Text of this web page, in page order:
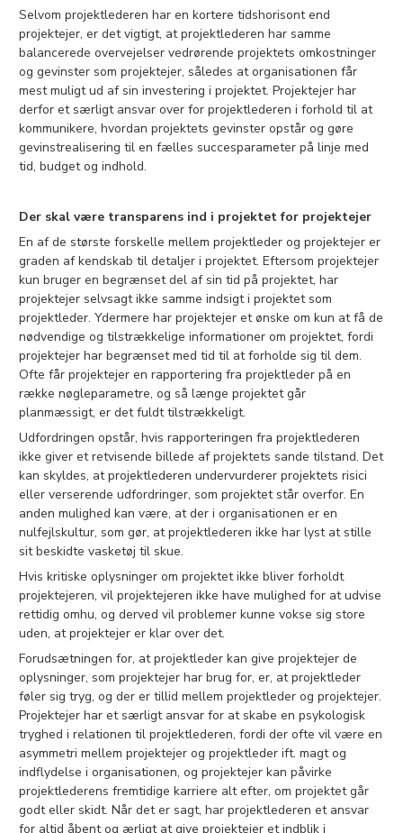
Selvom projektlederen har en kortere tidshorisont end
projektejer, er det vigtigt, at projektlederen har samme
balancerede overvejelser vedrørende projektets omkostninger
og gevinster som projektejer, således at organisationen får
mest muligt ud af sin investering i projektet. Projektejer har
derfor et særligt ansvar over for projektlederen i forhold til at
kommunikere, hvordan projektets gevinster opstår og gøre
gevinstrealisering til en fælles succesparameter på linje med
tid, budget og indhold.
Der skal være transparens ind i projektet for projektejer
En af de største forskelle mellem projektleder og projektejer er
graden af kendskab til detaljer i projektet. Eftersom projektejer
kun bruger en begrænset del af sin tid på projektet, har
projektejer selvsagt ikke samme indsigt i projektet som
projektleder. Ydermere har projektejer et ønske om kun at få de
nødvendige og tilstrækkelige informationer om projektet, fordi
projektejer har begrænset med tid til at forholde sig til dem.
Ofte får projektejer en rapportering fra projektleder på en
række nøgleparametre, og så længe projektet går
planmæssigt, er det fuldt tilstrækkeligt.
Udfordringen opstår, hvis rapporteringen fra projektlederen
ikke giver et retvisende billede af projektets sande tilstand. Det
kan skyldes, at projektlederen undervurderer projektets risici
eller verserende udfordringer, som projektet står overfor. En
anden mulighed kan være, at der i organisationen er en
nulfejlskultur, som gør, at projektlederen ikke har lyst at stille
sit beskidte vasketøj til skue.
Hvis kritiske oplysninger om projektet ikke bliver forholdt
projektejeren, vil projektejeren ikke have mulighed for at udvise
rettidig omhu, og derved vil problemer kunne vokse sig store
uden, at projektejer er klar over det.
Forudsætningen for, at projektleder kan give projektejer de
oplysninger, som projektejer har brug for, er, at projektleder
føler sig tryg, og der er tillid mellem projektleder og projektejer.
Projektejer har et særligt ansvar for at skabe en psykologisk
tryghed i relationen til projektlederen, fordi der ofte vil være en
asymmetri mellem projektejer og projektleder ift. magt og
indflydelse i organisationen, og projektejer kan påvirke
projektlederens fremtidige karriere alt efter, om projektet går
godt eller skidt. Når det er sagt, har projektlederen et ansvar
for altid åbent og ærligt at give projektejer et indblik i